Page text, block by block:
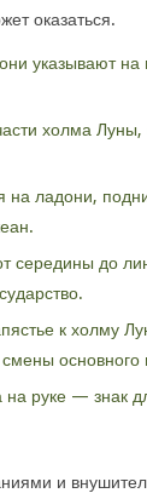
оказаться.
указывают
холма
на ладони,
середины до
к холму
основного
руке — знак
и